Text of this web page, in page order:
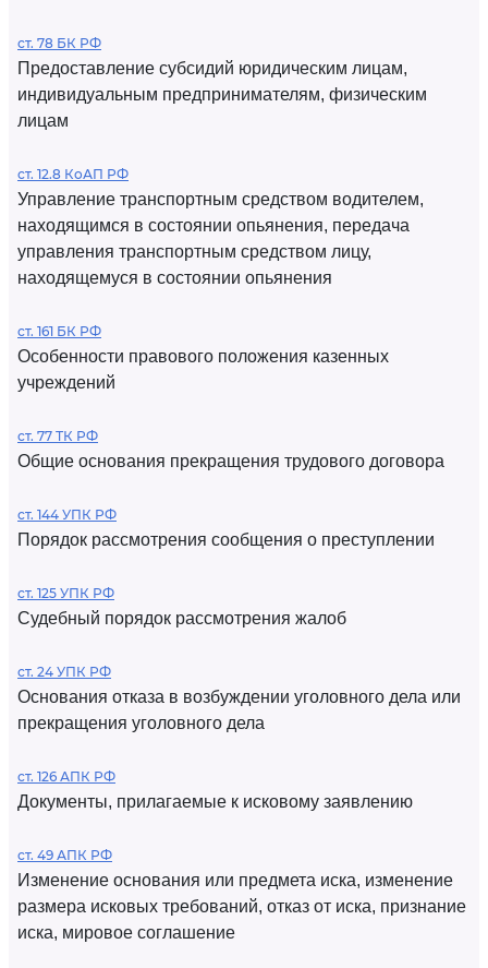
ст. 78 БК РФ
Предоставление субсидий юридическим лицам,
индивидуальным предпринимателям, физическим
лицам
ст. 12.8 КоАП РФ
Управление транспортным средством водителем,
находящимся в состоянии опьянения, передача
управления транспортным средством лицу,
находящемуся в состоянии опьянения
ст. 161 БК РФ
Особенности правового положения казенных
учреждений
ст. 77 ТК РФ
Общие основания прекращения трудового договора
ст. 144 УПК РФ
Порядок рассмотрения сообщения о преступлении
ст. 125 УПК РФ
Судебный порядок рассмотрения жалоб
ст. 24 УПК РФ
Основания отказа в возбуждении уголовного дела или
прекращения уголовного дела
ст. 126 АПК РФ
Документы, прилагаемые к исковому заявлению
ст. 49 АПК РФ
Изменение основания или предмета иска, изменение
размера исковых требований, отказ от иска, признание
иска, мировое соглашение